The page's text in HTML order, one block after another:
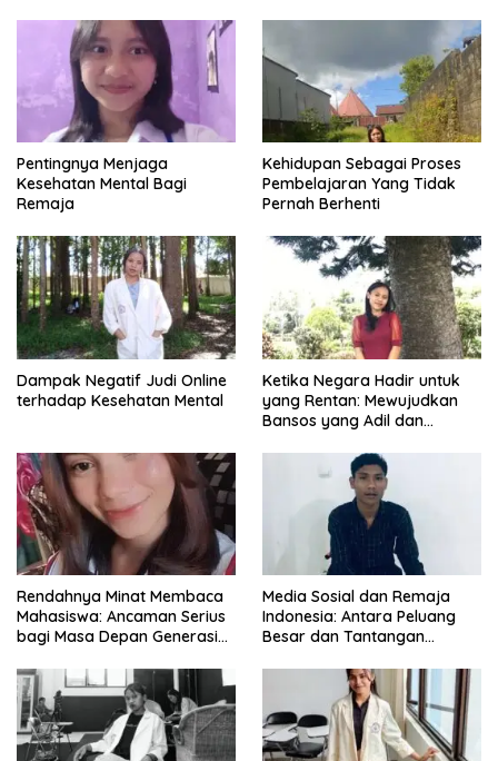
Pentingnya Menjaga
Kesehatan Mental Bagi
Remaja
Kehidupan Sebagai Proses
Pembelajaran Yang Tidak
Pernah Berhenti
Dampak Negatif Judi Online
terhadap Kesehatan Mental
Ketika Negara Hadir untuk
yang Rentan: Mewujudkan
Bansos yang Adil dan
Rendahnya Minat Membaca
Mahasiswa: Ancaman Serius
bagi Masa Depan Generasi
Media Sosial dan Remaja
Indonesia: Antara Peluang
Besar dan Tantangan